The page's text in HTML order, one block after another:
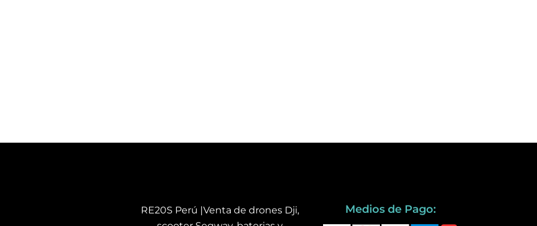
RE20S Perú |Venta de drones Dji,
Medios de Pago: